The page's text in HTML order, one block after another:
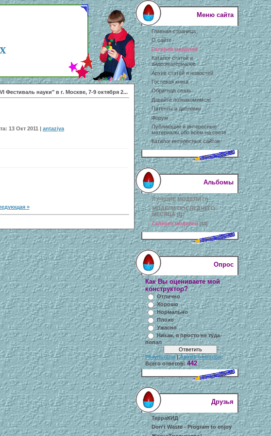
Фестиваль науки" в г. Москве, 7-9 октября 2...
13 Окт 2011 | antaziya
»
Меню сайта
Главная страница
О сайте
Галерея моделей
Каталог статей и
видеоматериалов
Архив статей и новостей
Гостевая книга
Обратная связь
Давайте познакомимся!
Патенты и дипломы
Форум
Публикации и интересные
материалы обо всем на свете
Каталог интересных сайтов
Альбомы
ЛУЧШИЕ МОДЕЛИ [7]
МОДЕЛИ ПОСЛЕДНЕГО
МЕСЯЦА [2]
Галерея моделей [53]
Опрос
Как Вы оцениваете мой
конструктор?
Отлично
Хорошо
Нормально
Плохо
Ужасно
Никак, я просто не туда
попал
Результаты|Архив опросов
Всего ответов:442
Друзья
ТерраКИД
Don't Waste - Program to enjoy